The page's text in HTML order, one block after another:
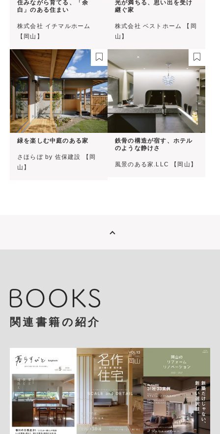
住みながら育てる、「余
白」のある住まい
株式会社 イチマルホーム
【岡山】
光が満ちる、思い出を受け
継ぐ家
株式会社 ベストホーム 【岡
山】
緑を楽しむ中庭のある家
さほらぼ by 佐保建設 【岡
山】
鉄骨の構造が宿す、ホテル
のような静けさ
風景のある家.LLC 【岡山】
関連書籍の紹介